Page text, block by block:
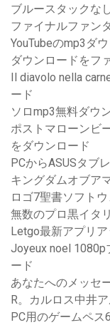
ブルースタックな
ファイナルファン
YouTubeのmp3ダ
ダウンロードをフ
Il diavolo nella
ード
ソロmp3無料ダウ
ポストマローンビ
をダウンロード
PCからASUSタブ
キングダムオブア
ロゴ7聖書ソフト
無数のプロ黒イタ
Letgo最新アプリ
Joyeux noel 1080p
ード
あなたへのメッセ
R。カルロス中井
PC用のゲームペ